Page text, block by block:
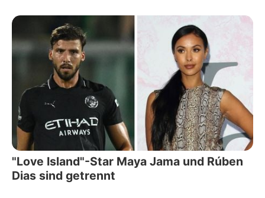
"Love Island"-Star Maya Jama und Rúben
Dias sind getrennt